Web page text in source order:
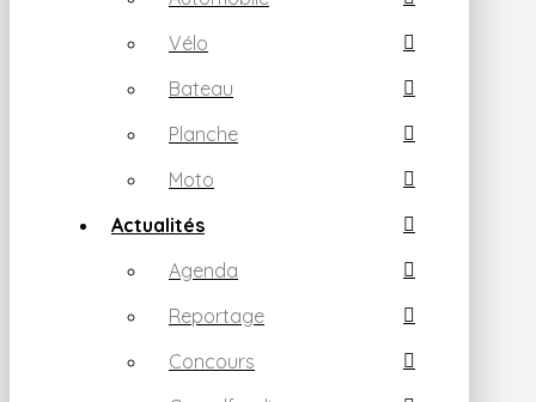
Vélo
Bateau
Planche
Moto
Actualités
Agenda
Reportage
Concours